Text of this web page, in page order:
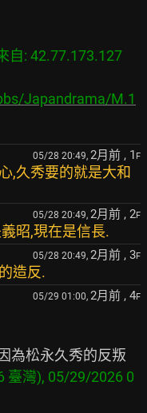
自: 42.77.173.127
Japandrama/M.1
05/28 20:49, 2月前 , 1 F
,久秀要的就是大和
05/28 20:49, 2月前 , 2F
昭,現在是信長.
05/28 20:49, 2月前 , 3F
造反.
05/29 01:00, 2月前 , 4F
臺灣), 05/29/2026 0